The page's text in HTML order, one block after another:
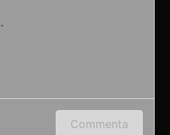
nome o indirizzo e-mail
Commenta